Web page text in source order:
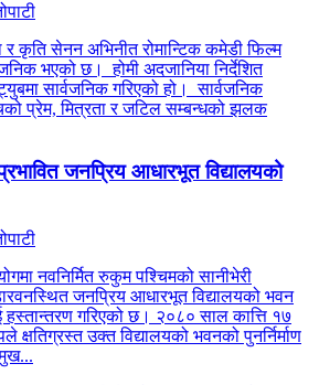
र कृति सेनन अभिनीत रोमान्टिक कमेडी फिल्म
भएको छ। होमी अदजानिया निर्देशित
सार्वजनिक गरिएको हो। सार्वजनिक
प्रेम, मित्रता र जटिल सम्बन्धको झलक
प्रभावित जनप्रिय आधारभूत विद्यालयको
नवनिर्मित रुकुम पश्चिमको सानीभेरी
जनप्रिय आधारभूत विद्यालयको भवन
हस्तान्तरण गरिएको छ। २०८० साल कात्ति १७
क्षतिग्रस्त उक्त विद्यालयको भवनको पुनर्निर्माण